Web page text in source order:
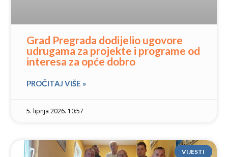
Grad Pregrada dodijelio ugovore
udrugama za projekte i programe od
interesa za opće dobro
PROČITAJ VIŠE »
5. lipnja 2026. 10:57
VIJESTI